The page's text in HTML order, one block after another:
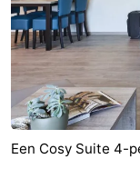
Een Cosy Suite 4-